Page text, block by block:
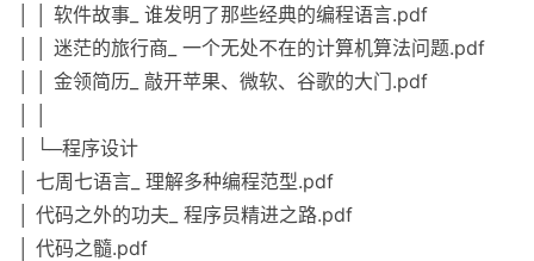
│ │ 软件故事_ 谁发明了那些经典的编程语言.pdf
│ │ 迷茫的旅行商_ 一个无处不在的计算机算法问题.pdf
│ │ 金领简历_ 敲开苹果、微软、谷歌的大门.pdf
│ └─程序设计
│ 七周七语言_ 理解多种编程范型.pdf
│ 代码之外的功夫_ 程序员精进之路.pdf
│ 代码之髓.pdf